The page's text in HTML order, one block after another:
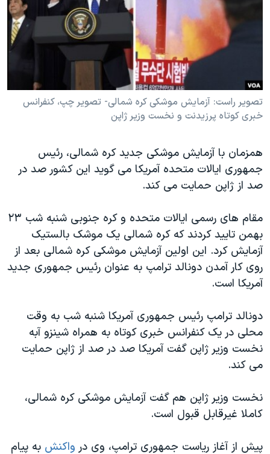
فرهنگ و زندگی
حقوق شهروندی
اسرائیل در جنگ
گالری عکس
مستندها
انتخابات ریاست جمهوری آمریکا ۲۰۲۴
حمله جمهوری اسلامی به اسرائیل
ورزش زنان در ایران
اعتراضات زن، زندگی، آزادی
تریبونال مردمی آبان ۹۸
دادگاه حمید نوری
قانون شفافیت دارائی کادر رهبری ایران
اعتراضات مردمی آبان ۹۸
اسرائیل در جنگ
همایش محافظه‌کاران آمریکا «سی‌پک»
صفحه‌های ویژه
سفر پرزیدنت ترامپ به چین
دنبال کنید
زبانهای مختلف
تصویر راست:‌ آزمایش موشکی کره شمالی- تصویر چپ، کنفرانس
خبری کوتاه پرزیدنت و نخست وزیر ژاپن
همزمان با آزمایش موشکی جدید کره شمالی، رئیس
جمهوری ایالات متحده آمریکا می گوید این کشور صد در
صد از ژاپن حمایت می کند.
مقام های رسمی ایالات متحده و کره جنوبی شنبه شب ۲۳
بهمن تایید کردند که کره شمالی یک موشک بالستیک
آزمایش کرد. این اولین آزمایش موشکی کره شمالی بعد از
روی کار آمدن دونالد ترامپ به عنوان رئیس جمهوری جدید
آمریکا است.
دونالد ترامپ رئیس جمهوری آمریکا شنبه شب به وقت
محلی در یک کنفرانس خبری کوتاه به همراه شینزو آبه
نخست وزیر ژاپن گفت آمریکا صد در صد از ژاپن حمایت
می کند.
نخست وزیر ژاپن هم گفت آزمایش موشکی کره شمالی،
کاملا غیرقابل قبول است.
پیش از آغاز ریاست جمهوری ترامپ، وی در واکنش به پیام